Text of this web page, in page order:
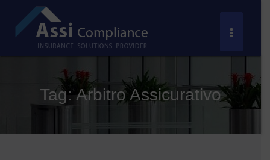
contenuto
Toggle
Tag: Arbitro Assicurativo